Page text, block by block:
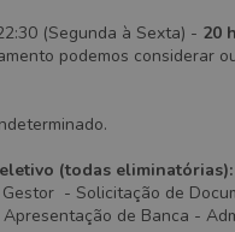
(Segunda à Sexta) - 20
podemos considerar
(todas eliminatórias):
- Solicitação de
de Banca -